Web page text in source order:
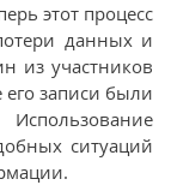
этот процесс
данных и
из участников
его записи были
ситуаций